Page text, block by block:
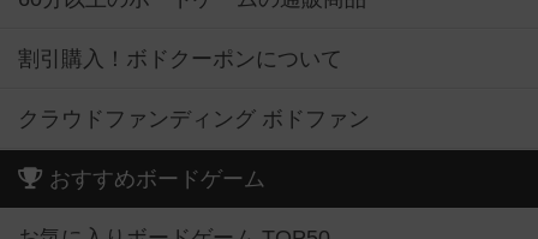
割引購入！ボドクーポンについて
クラウドファンディング ボドファン
おすすめボードゲーム